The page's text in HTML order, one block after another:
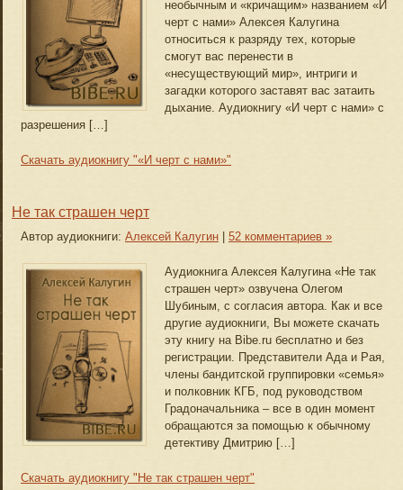
необычным и «кричащим» названием «И
черт с нами» Алексея Калугина
относиться к разряду тех, которые
смогут вас перенести в
«несуществующий мир», интриги и
загадки которого заставят вас затаить
дыхание. Аудиокнигу «И черт с нами» с
разрешения […]
Скачать аудиокнигу "«И черт с нами»"
Не так страшен черт
Автор аудиокниги: Алексей Калугин 52 комментариев »
Аудиокнига Алексея Калугина «Не так
страшен черт» озвучена Олегом
Шубиным, с согласия автора. Как и все
другие аудиокниги, Вы можете скачать
эту книгу на Bibe.ru бесплатно и без
регистрации. Представители Ада и Рая,
члены бандитской группировки «семья»
и полковник КГБ, под руководством
Градоначальника – все в один момент
обращаются за помощью к обычному
детективу Дмитрию […]
Скачать аудиокнигу "Не так страшен черт"